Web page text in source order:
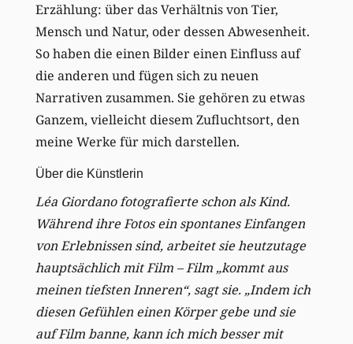
Erzählung: über das Verhältnis von Tier,
Mensch und Natur, oder dessen Abwesenheit.
So haben die einen Bilder einen Einfluss auf
die anderen und fügen sich zu neuen
Narrativen zusammen. Sie gehören zu etwas
Ganzem, vielleicht diesem Zufluchtsort, den
meine Werke für mich darstellen.
Über die Künstlerin
Léa Giordano fotografierte schon als Kind.
Während ihre Fotos ein spontanes Einfangen
von Erlebnissen sind, arbeitet sie heutzutage
hauptsächlich mit Film – Film „kommt aus
meinen tiefsten Inneren“, sagt sie. „Indem ich
diesen Gefühlen einen Körper gebe und sie
auf Film banne, kann ich mich besser mit